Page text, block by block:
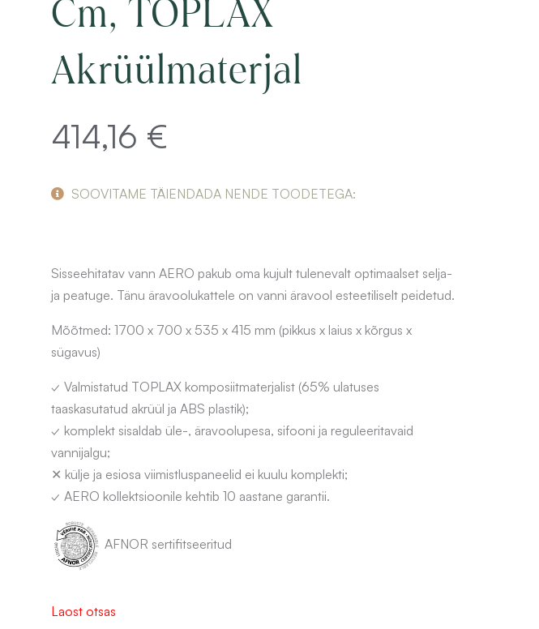
Cm, TOPLAX
Akrüülmaterjal
414,16 €
SOOVITAME TÄIENDADA NENDE TOODETEGA:
Sisseehitatav vann AERO pakub oma kujult tulenevalt optimaalset selja-
ja peatuge. Tänu äravoolukattele on vanni äravool esteetiliselt peidetud.
Mõõtmed: 1700 x 700 x 535 x 415 mm (pikkus x laius x kõrgus x
sügavus)
✓ Valmistatud TOPLAX komposiitmaterjalist (65% ulatuses
taaskasutatud akrüül ja ABS plastik);
✓ komplekt sisaldab üle-, äravoolupesa, sifooni ja reguleeritavaid
vannijalgu;
✕ külje ja esiosa viimistluspaneelid ei kuulu komplekti;
✓ AERO kollektsioonile kehtib 10 aastane garantii.
AFNOR sertifitseeritud
Laost otsas